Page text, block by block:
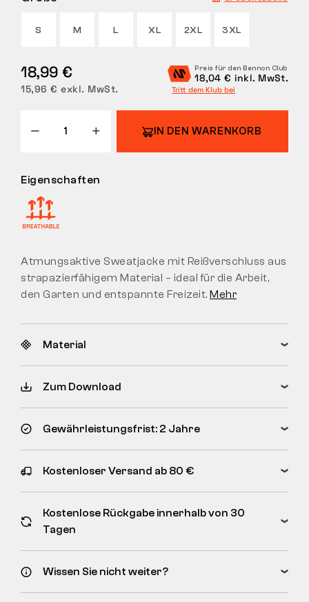
S M L XL 2XL 3XL
18,99 €
15,96 € exkl. MwSt.
Preis für den Bennon Club
18,04 € inkl. MwSt.
Tritt dem Klub bei
IN DEN WARENKORB
Eigenschaften
Atmungsaktive Sweatjacke mit Reißverschluss aus
strapazierfähigem Material – ideal für die Arbeit,
den Garten und entspannte Freizeit. Mehr
Material
Zum Download
Gewährleistungsfrist: 2 Jahre
Kostenloser Versand ab 80 €
Kostenlose Rückgabe innerhalb von 30
Tagen
Wissen Sie nicht weiter?